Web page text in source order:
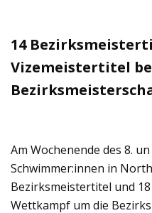
14
Vizemeistertitel
Am Wochenende des 8.
Schwimmer:innen in
Bezirksmeistertitel und
Wettkampf um die